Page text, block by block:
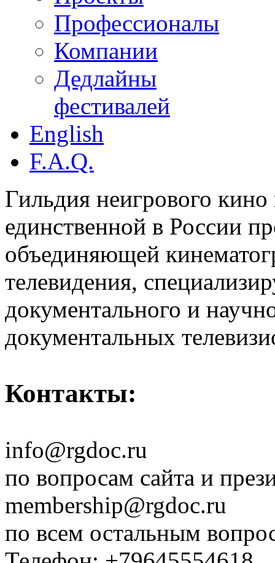
Профессионалы
Компании
Дедлайны
фестивалей
English
F.A.Q.
Гильдия неигрового кино
единственной в России
объединяющей
телевидения,
документального и
документальных
Контакты:
info@rgdoc.ru
по вопросам сайта и
membership@rgdoc.ru
по всем остальным